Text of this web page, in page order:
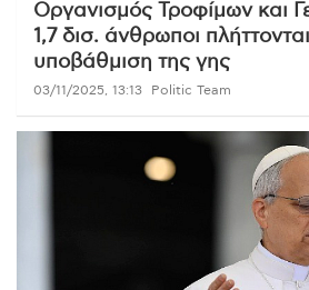
Οργανισμός Τροφίμων και
1,7 δισ. άνθρωποι
υποβάθμιση της γης
03/11/2025, 13:13 Politic Team